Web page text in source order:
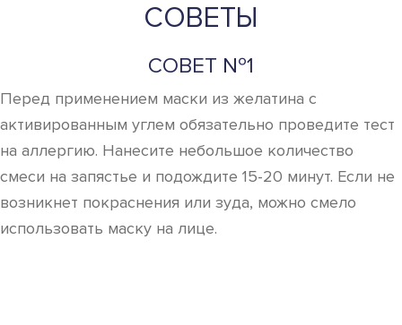
СОВЕТЫ
СОВЕТ №1
Перед применением маски из желатина с
активированным углем обязательно проведите тест
на аллергию. Нанесите небольшое количество
смеси на запястье и подождите 15-20 минут. Если не
возникнет покраснения или зуда, можно смело
использовать маску на лице.